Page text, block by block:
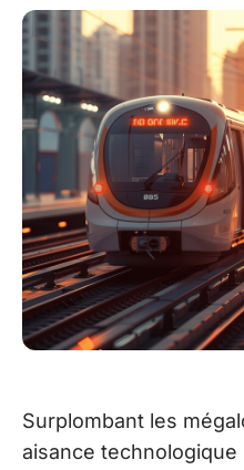
Surplombant les
aisance